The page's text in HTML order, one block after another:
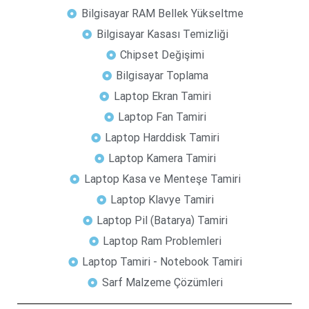
Bilgisayar RAM Bellek Yükseltme
Bilgisayar Kasası Temizliği
Chipset Değişimi
Bilgisayar Toplama
Laptop Ekran Tamiri
Laptop Fan Tamiri
Laptop Harddisk Tamiri
Laptop Kamera Tamiri
Laptop Kasa ve Menteşe Tamiri
Laptop Klavye Tamiri
Laptop Pil (Batarya) Tamiri
Laptop Ram Problemleri
Laptop Tamiri - Notebook Tamiri
Sarf Malzeme Çözümleri